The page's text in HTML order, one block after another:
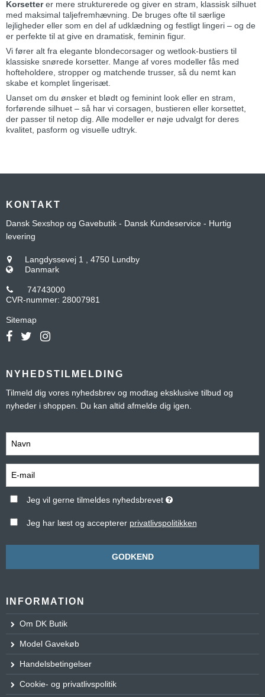
Korsetterer mere strukturerede og giver en stram, klassisk silhuet
med maksimal taljefremhævning. De bruges ofte til særlige
lejligheder eller som en del af udklædning og festligt lingeri – og de
er perfekte til at give en dramatisk, feminin figur.
Vi fører alt fra elegante blondecorsager og wetlook-bustiers til
klassiske snørede korsetter. Mange af vores modeller fås med
hofteholdere, stropper og matchende trusser, så du nemt kan
skabe et komplet lingerisæt.
Uanset om du ønsker et blødt og feminint look eller en stram,
forførende silhuet – så har vi corsagen, bustieren eller korsettet,
der passer til netop dig. Alle modeller er nøje udvalgt for deres
kvalitet, pasform og visuelle udtryk.
KONTAKT
Dansk Sexshop og Gavebutik - Dansk Kundeservice - Hurtig
levering
Langdyssevej 1
4750 Lundby
Danmark
74743000
CVR-nummer: 28007981
Sitemap
NYHEDSTILMELDING
Tilmeld dig vores nyhedsbrev og modtag eksklusive tilbud og
nyheder i shoppen. Du kan altid afmelde dig igen.
Jeg vil gerne tilmeldes nyhedsbrevet
Jeg har læst og accepterer privatlivspolitikken
GODKEND
INFORMATION
Om DK Butik
Model Gavekøb
Handelsbetingelser
Cookie- og privatlivspolitik